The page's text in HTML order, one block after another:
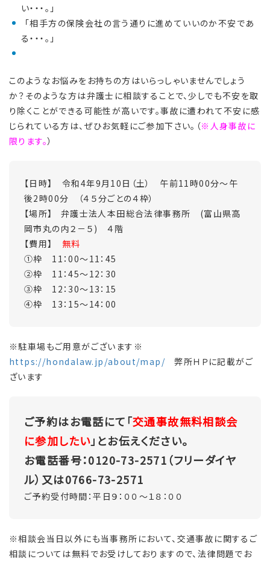
い・・・。」
「相手方の保険会社の言う通りに進めていいのか不安であ
る・・・。」
このようなお悩みをお持ちの方はいらっしゃいませんでしょう
か？そのような方は弁護士に相談することで、少しでも不安を取
り除くことができる可能性が高いです。事故に遭われて不安に感
じられている方は、ぜひお気軽にご参加下さい。（※人身事故に
限ります。）
【日時】 令和4年9月10日（土） 午前11時00分～午
後2時00分 （４５分ごとの４枠）
【場所】 弁護士法人本田総合法律事務所 (富山県高
岡市丸の内２－５) ４階
【費用】 無料
①枠 11：00～11：45
②枠 11：45～12：30
③枠 12：30～13：15
④枠 13：15～14：00
※駐車場もご用意がございます※
https://hondalaw.jp/about/map/ 弊所ＨＰに記載がご
ざいます
ご予約はお電話にて「交通事故無料相談会
に参加したい」とお伝えください。
お電話番号：0120-73-2571（フリーダイヤ
ル）又は0766-73-2571
ご予約受付時間：平日９：００～１８：００
※相談会当日以外にも当事務所において、交通事故に関するご
相談については無料でお受けしておりますので、法律問題でお